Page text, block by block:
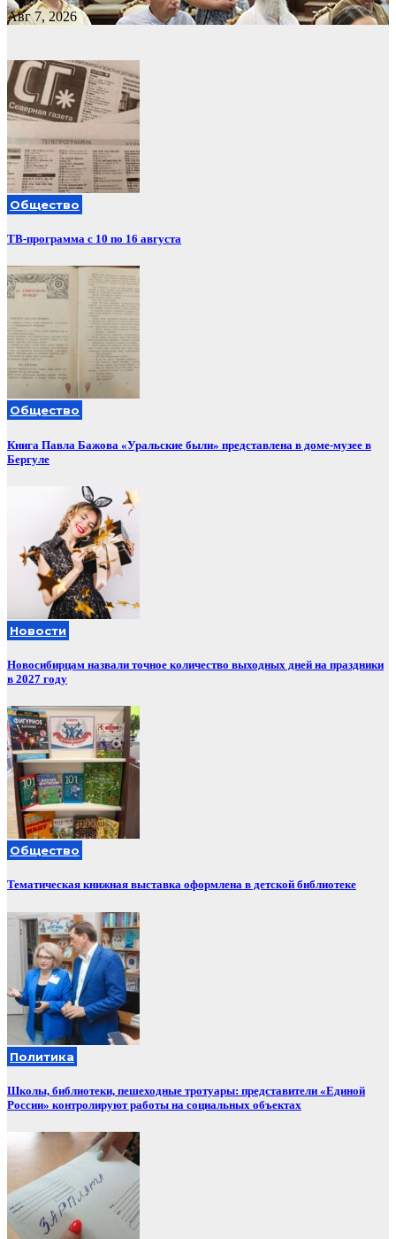
Авг 7, 2026
Общество
ТВ-программа с 10 по 16 августа
Общество
Книга Павла Бажова «Уральские были» представлена в доме-музее в
Бергуле
Новости
Новосибирцам назвали точное количество выходных дней на праздники
в 2027 году
Общество
Тематическая книжная выставка оформлена в детской библиотеке
Политика
Школы, библиотеки, пешеходные тротуары: представители «Единой
России» контролируют работы на социальных объектах